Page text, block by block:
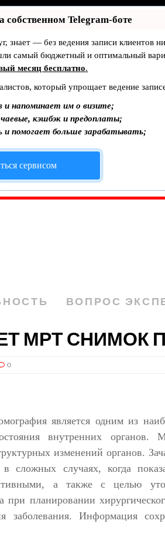
собственном Telegram-боте
знает — без ведения записи
самый бюджетный и оптимальный
месяц бесплатно.
который упрощает ведение
и напоминает им о визите;
кэшбэк и предоплаты;
и помогает больше зарабатывать;
сервисом
ВОПРОС
МРТ СНИМОК
0
является одним из
внутренних органов.
изменений органов.
в сложных случаях, когда
а также с целью
при планировании
заболевания. Информация